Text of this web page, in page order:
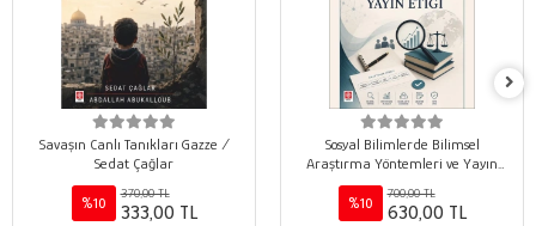
Savaşın Canlı Tanıkları Gazze /
Sedat Çağlar
%10
370,00 TL
333,00 TL
Sosyal Bilimlerde Bilimsel
Araştırma Yöntemleri ve Yayın
Etiği / Mehmet Marangoz
%10
700,00 TL
630,00 TL